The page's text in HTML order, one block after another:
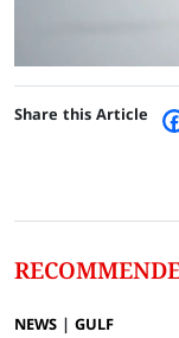
Share this Article
NEWS GULF